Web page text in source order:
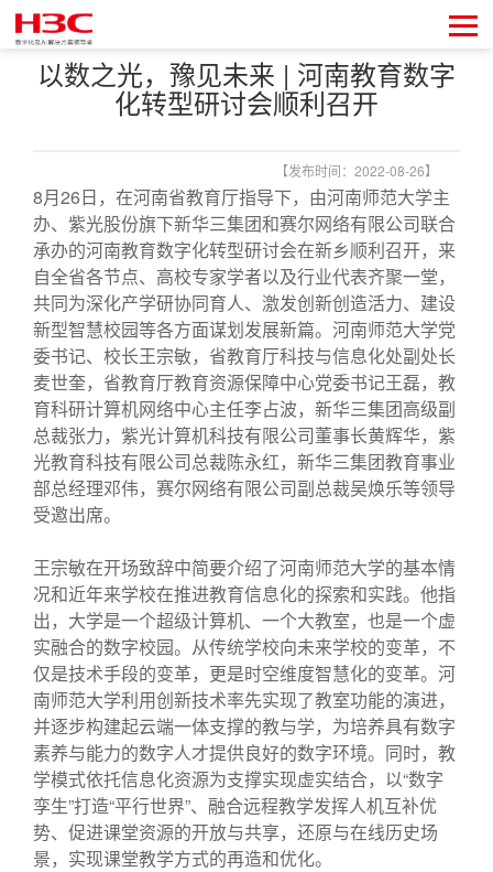
以数之光，豫见未来 | 河南教育数字
化转型研讨会顺利召开
【发布时间：2022-08-26】
8月26日，在河南省教育厅指导下，由河南师范大学主
办、紫光股份旗下新华三集团和赛尔网络有限公司联合
承办的河南教育数字化转型研讨会在新乡顺利召开，来
自全省各节点、高校专家学者以及行业代表齐聚一堂，
共同为深化产学研协同育人、激发创新创造活力、建设
新型智慧校园等各方面谋划发展新篇。河南师范大学党
委书记、校长王宗敏，省教育厅科技与信息化处副处长
麦世奎，省教育厅教育资源保障中心党委书记王磊，教
育科研计算机网络中心主任李占波，新华三集团高级副
总裁张力，紫光计算机科技有限公司董事长黄辉华，紫
光教育科技有限公司总裁陈永红，新华三集团教育事业
部总经理邓伟，赛尔网络有限公司副总裁吴焕乐等领导
受邀出席。
王宗敏在开场致辞中简要介绍了河南师范大学的基本情
况和近年来学校在推进教育信息化的探索和实践。他指
出，大学是一个超级计算机、一个大教室，也是一个虚
实融合的数字校园。从传统学校向未来学校的变革，不
仅是技术手段的变革，更是时空维度智慧化的变革。河
南师范大学利用创新技术率先实现了教室功能的演进，
并逐步构建起云端一体支撑的教与学，为培养具有数字
素养与能力的数字人才提供良好的数字环境。同时，教
学模式依托信息化资源为支撑实现虚实结合，以“数字
孪生”打造“平行世界”、融合远程教学发挥人机互补优
势、促进课堂资源的开放与共享，还原与在线历史场
景，实现课堂教学方式的再造和优化。